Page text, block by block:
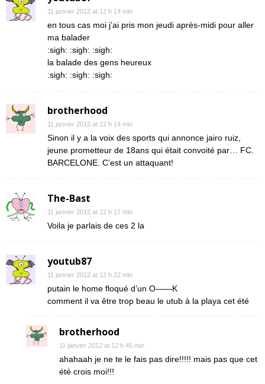
11 janvier 2012 at 12 h 14 min
en tous cas moi j’ai pris mon jeudi après-midi pour aller
ma balader
:sigh: :sigh: :sigh:
la balade des gens heureux
:sigh: :sigh: :sigh:
brotherhood
11 janvier 2012 at 12 h 14 min
Sinon il y a la voix des sports qui annonce jairo ruiz,
jeune prometteur de 18ans qui était convoité par… FC.
BARCELONE. C’est un attaquant!
The-Bast
11 janvier 2012 at 12 h 17 min
Voila je parlais de ces 2 la
youtub87
11 janvier 2012 at 12 h 22 min
putain le home floqué d’un O——K
comment il va être trop beau le utub à la playa cet été
brotherhood
11 janvier 2012 at 12 h 45 min
ahahaah je ne te le fais pas dire!!!!! mais pas que cet
été crois moi!!!